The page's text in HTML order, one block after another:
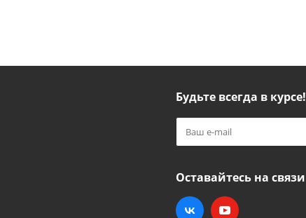
Будьте всегда в курсе!
Оставайтесь на связи